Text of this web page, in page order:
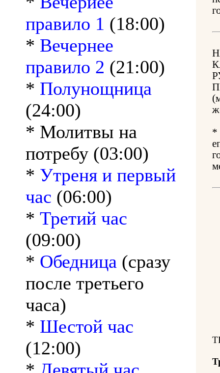
правило 1 (18:00)
* Вечернее
правило 2 (21:00)
* Полунощница
(24:00)
* Молитвы на
потребу (03:00)
* Утреня и первый
час (06:00)
* Третий час
(09:00)
* Обедница (сразу
после третьего
часа)
* Шестой час
(12:00)
*